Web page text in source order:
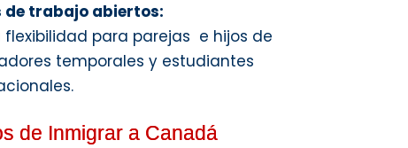
de trabajo abiertos:
flexibilidad para parejas e hijos de
temporales y estudiantes
de Inmigrar a Canadá